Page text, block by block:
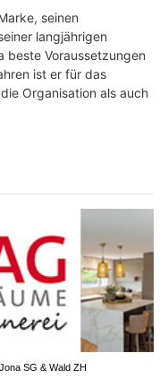
seinen
langjährigen
beste Voraussetzungen
ist er für das
Organisation als auch
SG & Wald ZH